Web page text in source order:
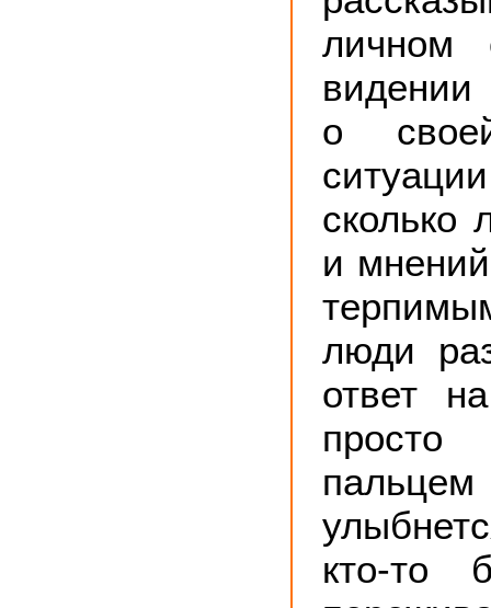
личном
о
сколько
и
люди
ответ
кто-то